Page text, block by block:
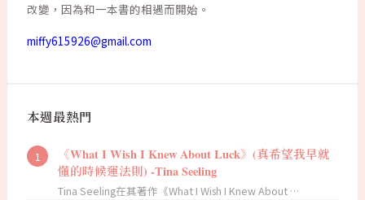
改變，因為和一本書的相遇而開始。
miffy615926@gmail.com
本週最熱門
《What I Wish I Knew About Luck》(真希望我早就
懂的時候運法則) -Tina Seeling
Tina Seeling在其著作《What I Wish I Knew About …